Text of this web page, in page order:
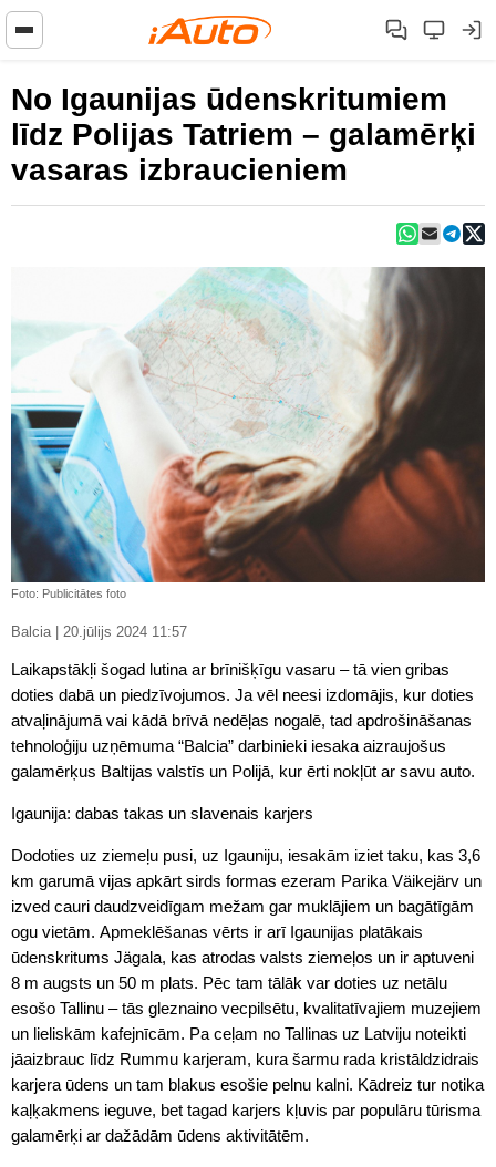
No Igaunijas ūdenskritumiem
līdz Polijas Tatriem – galamērķi
vasaras izbraucieniem
Foto: Publicitātes foto
Balcia | 20.jūlijs 2024 11:57
Laikapstākļi šogad lutina ar brīnišķīgu vasaru – tā vien gribas
doties dabā un piedzīvojumos. Ja vēl neesi izdomājis, kur doties
atvaļinājumā vai kādā brīvā nedēļas nogalē, tad apdrošināšanas
tehnoloģiju uzņēmuma “Balcia” darbinieki iesaka aizraujošus
galamērķus Baltijas valstīs un Polijā, kur ērti nokļūt ar savu auto.
Igaunija: dabas takas un slavenais karjers
Dodoties uz ziemeļu pusi, uz Igauniju, iesakām iziet taku, kas 3,6
km garumā vijas apkārt sirds formas ezeram Parika Väikejärv un
izved cauri daudzveidīgam mežam gar muklājiem un bagātīgām
ogu vietām. Apmeklēšanas vērts ir arī Igaunijas platākais
ūdenskritums Jägala, kas atrodas valsts ziemeļos un ir aptuveni
8 m augsts un 50 m plats. Pēc tam tālāk var doties uz netālu
esošo Tallinu – tās gleznaino vecpilsētu, kvalitatīvajiem muzejiem
un lieliskām kafejnīcām. Pa ceļam no Tallinas uz Latviju noteikti
jāaizbrauc līdz Rummu karjeram, kura šarmu rada kristāldzidrais
karjera ūdens un tam blakus esošie pelnu kalni. Kādreiz tur notika
kaļķakmens ieguve, bet tagad karjers kļuvis par populāru tūrisma
galamērķi ar dažādām ūdens aktivitātēm.